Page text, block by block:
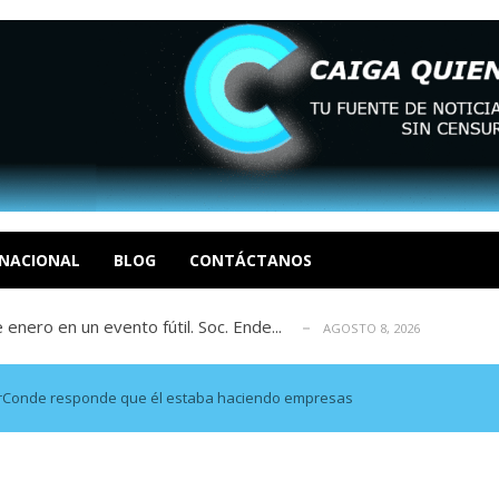
BLOG CONTÁCTANOS
R AGOSTO 8, 2026
Realpolitik y el Desmante... AGOSTO 8, 2026
García AGOSTO 7, 2026
en un evento fútil. Soc. Ende...
Luis Centeno S AGOSTO 8, 2026
R AGOSTO 8, 2026
Realpolitik y el Desmante... AGOSTO 8, 2026
García AGOSTO 7, 2026
responde que él estaba haciendo empresas